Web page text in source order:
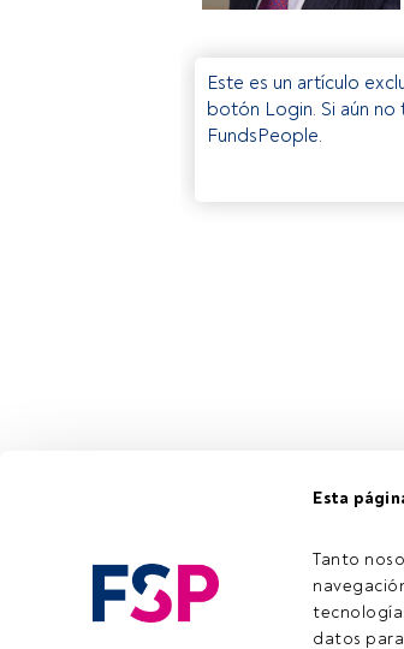
Esta
Tanto
datos
Este es un artículo
botón Login. Si aún
FundsPeople.